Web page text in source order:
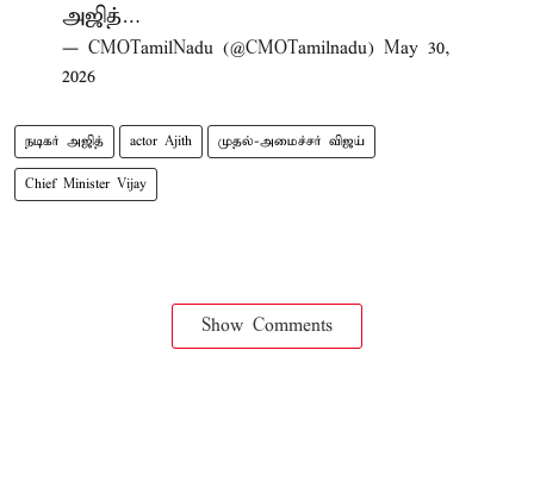
அஜித்…
— CMOTamilNadu (@CMOTamilnadu) May 30,
2026
நடிகர் அஜித் actor Ajith முதல்-அமைச்சர் விஜய்
Chief Minister Vijay
Show Comments